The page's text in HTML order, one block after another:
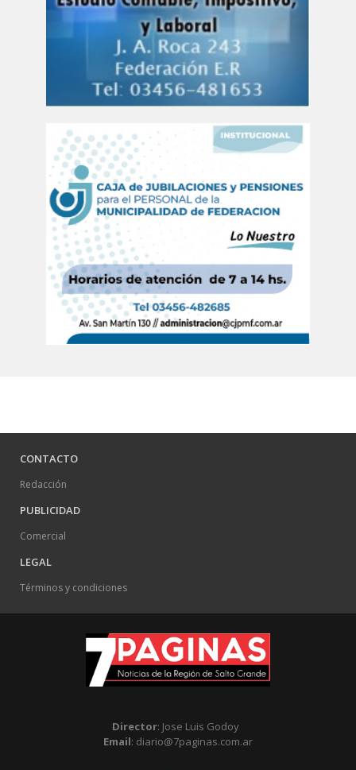
CONTACTO
Redacción
PUBLICIDAD
Comercial
LEGAL
Términos y condiciones
Director: Jose Luis Godoy
Email: diario@7paginas.com.ar